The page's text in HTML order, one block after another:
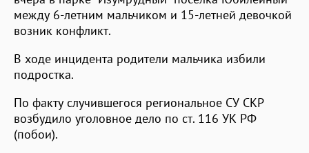
между 6-летним мальчиком и 15-летней девочкой
возник конфликт.
В ходе инцидента родители мальчика избили
подростка.
По факту случившегося региональное СУ СКР
возбудило уголовное дело по ст. 116 УК РФ
(побои).